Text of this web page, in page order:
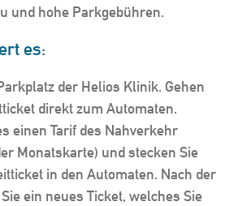
und hohe Parkgebühren.
es:
der Helios Klinik. Gehen
direkt zum Automaten.
einen Tarif des Nahverkehr
Monatskarte) und stecken Sie
in den Automaten. Nach der
ein neues Ticket, welches Sie